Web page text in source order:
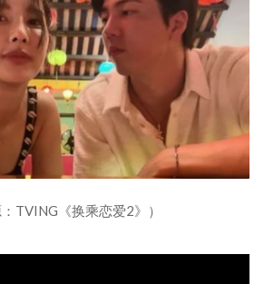
：TVING《换乘恋爱2》）